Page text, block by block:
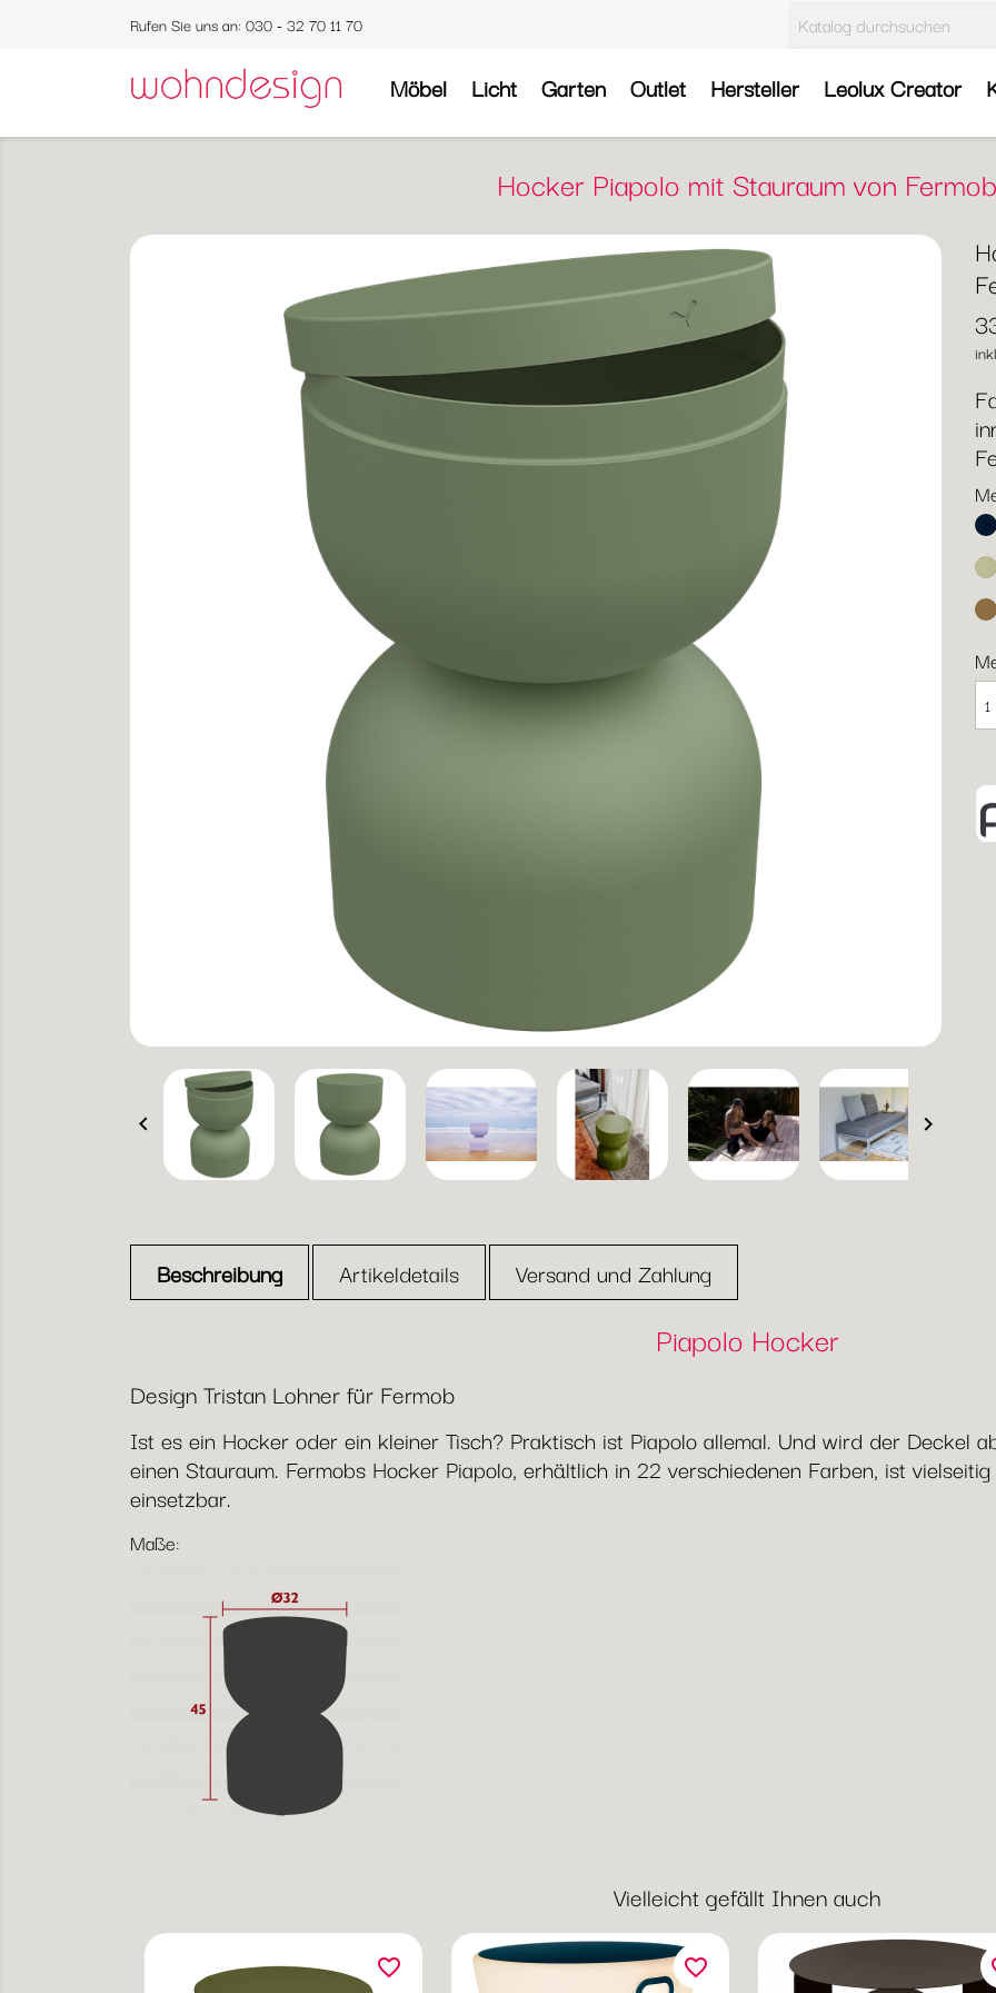
Rufen Sie uns an: 030 - 32 70 11 70
Möbel Licht Garten Outlet Hersteller Leolux Creator
Hocker Piapolo mit Stauraum von Fermob
 
Beschreibung Artikeldetails Versand und Zahlung
Piapolo Hocker
Design Tristan Lohner für Fermob
Ist es ein Hocker oder ein kleiner Tisch? Praktisch ist Piapolo allemal. Und wird der Deckel
einen Stauraum. Fermobs Hocker Piapolo, erhältlich in 22 verschiedenen Farben, ist
einsetzbar.
Maße:
Vielleicht gefällt Ihnen auch
favorite_border favorite_border